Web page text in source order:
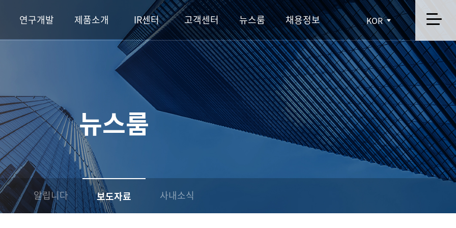
연구개발 제품소개 IR센터 고객센터 뉴스룸 채용정보 KOR
뉴스룸
알립니다 보도자료 사내소식